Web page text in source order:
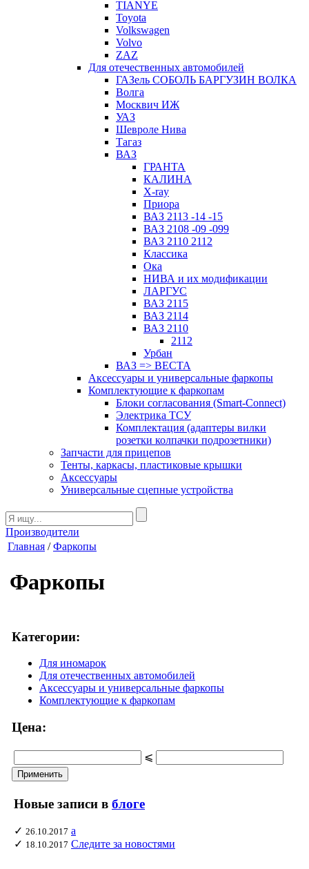
TIANYE
Toyota
Volkswagen
Volvo
ZAZ
Для отечественных автомобилей
ГАЗель СОБОЛЬ БАРГУЗИН ВОЛКА
Волга
Москвич ИЖ
УАЗ
Шевроле Нива
Тагаз
ВАЗ
ГРАНТА
КАЛИНА
X-ray
Приора
ВАЗ 2113 -14 -15
ВАЗ 2108 -09 -099
ВАЗ 2110 2112
Классика
Ока
НИВА и их модификации
ЛАРГУС
ВАЗ 2115
ВАЗ 2114
ВАЗ 2110
2112
Урбан
ВАЗ => ВЕСТА
Аксессуары и универсальные фаркопы
Комплектующие к фаркопам
Блоки согласования (Smart-Connect)
Электрика ТСУ
Комплектация (адаптеры вилки
розетки колпачки подрозетники)
Запчасти для прицепов
Тенты, каркасы, пластиковые крышки
Аксессуары
Универсальные сцепные устройства
Производители
Главная /Фаркопы
Фаркопы
Категории:
Для иномарок
Для отечественных автомобилей
Аксессуары и универсальные фаркопы
Комплектующие к фаркопам
Цена:
⩽
Новые записи в блоге
✓ 26.10.2017 а
✓ 18.10.2017 Следите за новостями